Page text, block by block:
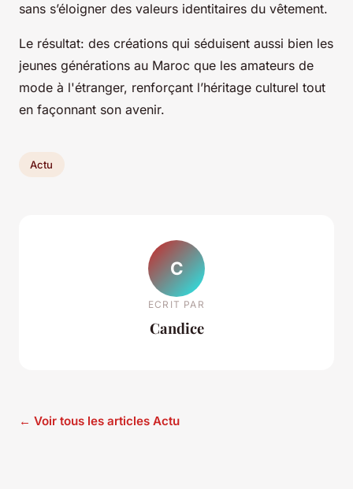
sans s’éloigner des valeurs identitaires du vêtement.
Le résultat: des créations qui séduisent aussi bien les
jeunes générations au Maroc que les amateurs de
mode à l'étranger, renforçant l’héritage culturel tout
en façonnant son avenir.
Actu
C
ECRIT PAR
Candice
← Voir tous les articles Actu